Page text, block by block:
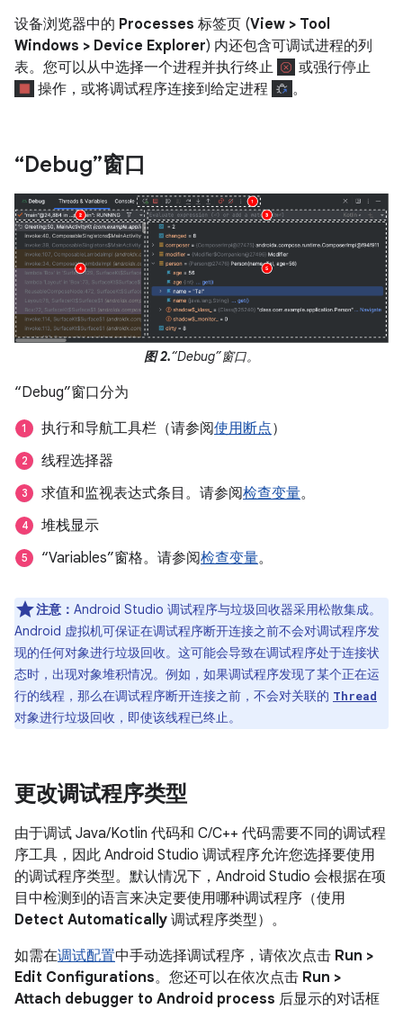
设备浏览器中的 Processes 标签页 (View > Tool
Windows > Device Explorer) 内还包含可调试进程的列
表。您可以从中选择一个进程并执行终止
或强行停止
操作，或将调试程序连接到给定进程
。
“Debug”窗口
图 2.“Debug”窗口。
“Debug”窗口分为
执行和导航工具栏（请参阅使用断点）
线程选择器
求值和监视表达式条目。请参阅检查变量。
堆栈显示
“Variables”窗格。请参阅检查变量。
注意： Android Studio 调试程序与垃圾回收器采用松散集成。
Android 虚拟机可保证在调试程序断开连接之前不会对调试程序发
现的任何对象进行垃圾回收。这可能会导致在调试程序处于连接状
态时，出现对象堆积情况。例如，如果调试程序发现了某个正在运
行的线程，那么在调试程序断开连接之前，不会对关联的 Thread
对象进行垃圾回收，即使该线程已终止。
更改调试程序类型
由于调试 Java/Kotlin 代码和 C/C++ 代码需要不同的调试程
序工具，因此 Android Studio 调试程序允许您选择要使用
的调试程序类型。默认情况下，Android Studio 会根据在项
目中检测到的语言来决定要使用哪种调试程序（使用
Detect Automatically 调试程序类型）。
如需在调试配置中手动选择调试程序，请依次点击 Run >
Edit Configurations。您还可以在依次点击 Run >
Attach debugger to Android process 后显示的对话框